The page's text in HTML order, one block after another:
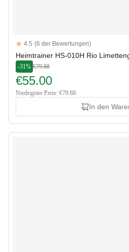
Reviews
4.5 out of 5 stars
4.5 (6 der Bewertungen)
Heimtrainer HS-010H Rio
-31% €79.88
€55.00
Niedrigster Preis: €79.88
In den